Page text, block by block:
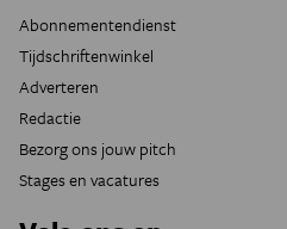
Abonnementendienst
Tijdschriftenwinkel
Adverteren
Redactie
Bezorg ons jouw pitch
Stages en vacatures